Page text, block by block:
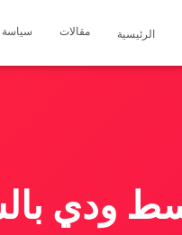
الرئيسية مقالات سياسة
ودي